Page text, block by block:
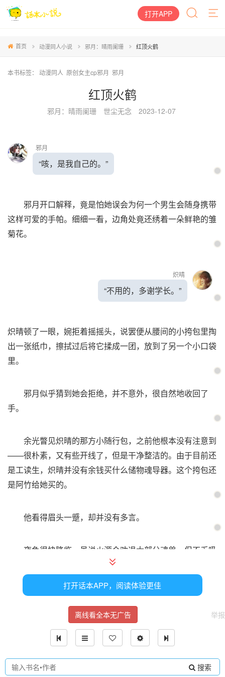
打开APP
首页 动漫同人小说 邪月：晴雨阑珊 红顶火鹤
本书标签： 动漫同人 原创女主cp邪月 邪月
红顶火鹤
邪月：晴雨阑珊 世尘无念 2023-12-07
邪月
“咳，是我自己的。”
邪月开口解释，竟是怕她误会为何一个男生会随身携带
这样可爱的手帕。细细一看，边角处竟还绣着一朵鲜艳的雏
菊花。
炽晴
“不用的，多谢学长。”
炽晴顿了一眼，婉拒着摇摇头，说罢便从腰间的小挎包里掏
出一张纸巾，擦拭过后将它揉成一团，放到了另一个小口袋
里。
邪月似乎猜到她会拒绝，并不意外，很自然地收回了
手。
余光瞥见炽晴的那方小随行包，之前他根本没有注意到
——很朴素，又有些开线了，但是干净整洁的。由于目前还
是工读生，炽晴并没有余钱买什么储物魂导器。这个挎包还
是阿竹给她买的。
他看得眉头一蹙，却并没有多言。
夜色很快降临，虽说火源会劝退大部分魂兽，但不乏吸
引少数喜火强大魂兽的靠近。保险起见，他们将火堆熄灭，
回到各自的帐篷中。
除了炽晴和白小莹，包括罗青在内的其余五人轮流值夜
班。当晚并没有任何异样，众人平安度过了一个夜晚。
次日清晨，罗青向空中投放了一枚信号弹，紧接着另外
两个方向也同样升起了同样的图案——这是他们之间的信
打开话本APP，阅读体验更佳
离线看全本无广告 举报
搜索